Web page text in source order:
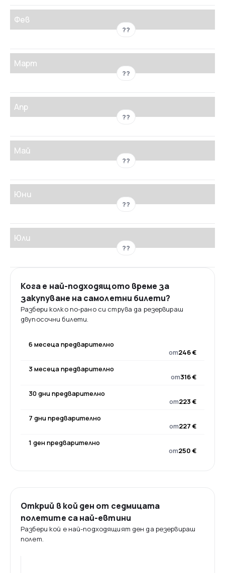
Фев
??
Март
??
Апр
??
Май
??
Юни
??
Юли
??
Кога е най-подходящото време за
закупуване на самолетни билети?
Разбери колко по-рано си струва да резервираш
двупосочни билети.
6 месеца предварително
от246 €
3 месеца предварително
от316 €
30 дни предварително
от223 €
7 дни предварително
от227 €
1 ден предварително
от250 €
Открий в кой ден от седмицата
полетите са най-евтини
Разбери кой е най-подходящият ден да резервираш
полет.